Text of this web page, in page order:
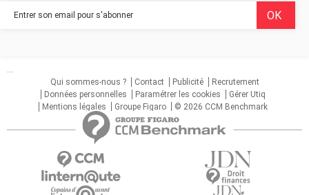
...
Qui sommes-nous ?
Contact Publicité
Recrutement
Données personnelles
Paramétrer les cookies
Gérer Utiq
Mentions légales
Groupe Figaro © 2026 CCM Benchmark